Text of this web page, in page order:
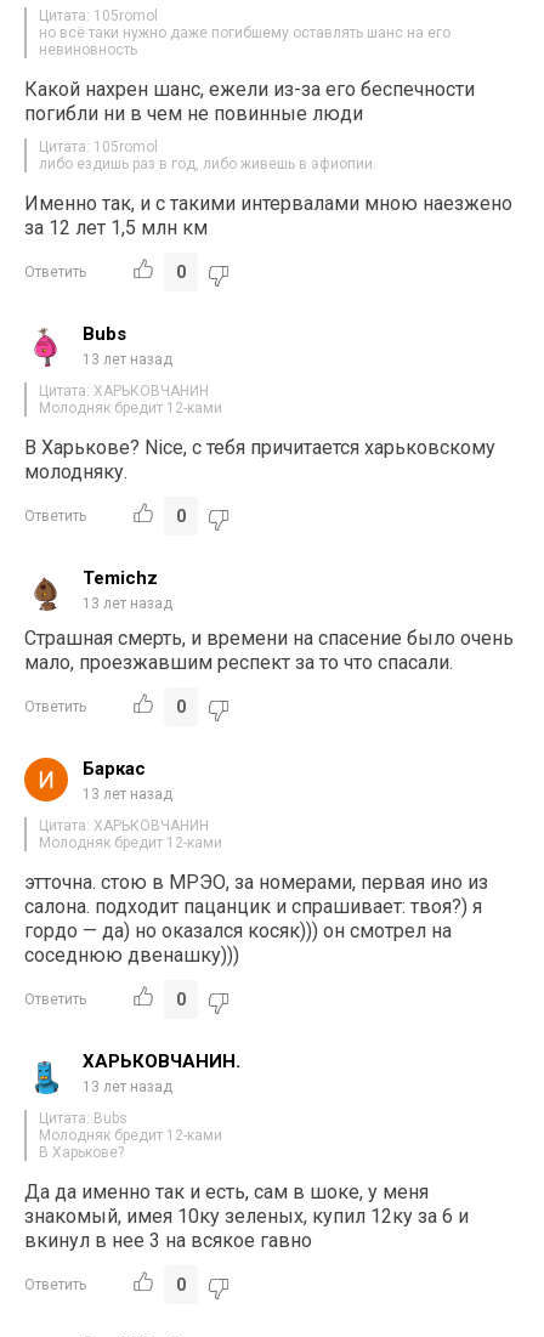
Цитата: 105romol
но всё таки нужно даже погибшему оставлять шанс на его
невиновность
Какой нахрен шанс, ежели из-за его беспечности
погибли ни в чем не повинные люди
Цитата: 105romol
либо ездишь раз в год, либо живешь в эфиопии.
Именно так, и с такими интервалами мною наезжено
за 12 лет 1,5 млн км
Ответить 0
Bubs
13 лет назад
Цитата: ХАРЬКОВЧАНИН
Молодняк бредит 12-ками
В Харькове? Nice, с тебя причитается харьковскому
молодняку.
Ответить 0
Temichz
13 лет назад
Страшная смерть, и времени на спасение было очень
мало, проезжавшим респект за то что спасали.
Ответить 0
Баркас
13 лет назад
Цитата: ХАРЬКОВЧАНИН
Молодняк бредит 12-ками
этточна. стою в МРЭО, за номерами, первая ино из
салона. подходит пацанцик и спрашивает: твоя?) я
гордо — да) но оказался косяк))) он смотрел на
соседнюю двенашку)))
Ответить 0
ХАРЬКОВЧАНИН.
13 лет назад
Цитата: Bubs
Молодняк бредит 12-ками
В Харькове?
Да да именно так и есть, сам в шоке, у меня
знакомый, имея 10ку зеленых, купил 12ку за 6 и
вкинул в нее 3 на всякое гaвно
Ответить 0